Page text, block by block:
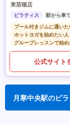
東苗穂店
ピラティス
駅から車
プール付きジムに通いた
ホットヨガを始めたい人
グループレッスンで始め
公式サイト
月寒中央駅のピ